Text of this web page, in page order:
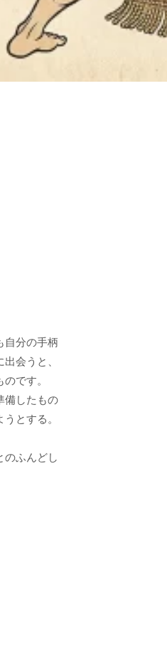
自分の手柄
会うと、
です。
備したもの
とする。
のふんどし